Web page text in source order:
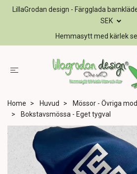
LillaGrodan design - Färgglada
SEK
Hemmasytt med kärlek
Home Huvud
Mössor - Övriga
Bokstavsmössa - Eget tygval